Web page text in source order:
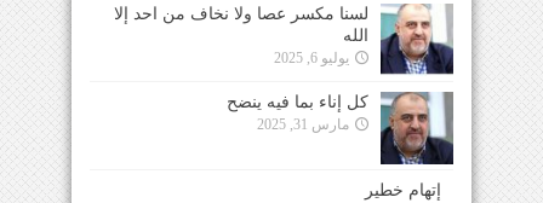
لسنا مكسر عصا ولا نخاف من احد إلا
الله
يوليو 6, 2025
كل إناء بما فيه ينضح
مارس 31, 2025
إتهام خطير